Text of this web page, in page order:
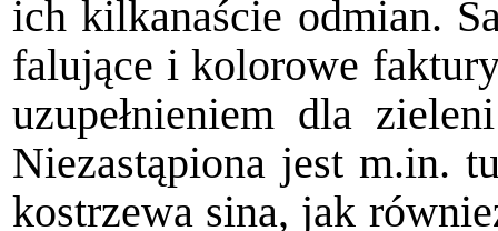
ich kilkanaście odmian.
falujące i kolorowe
uzupełnieniem dla
Niezastąpiona jest m.in.
kostrzewa sina, jak